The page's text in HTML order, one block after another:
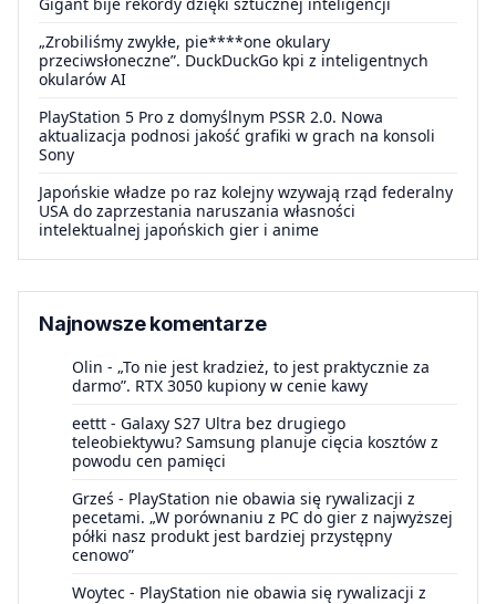
„Zrobiliśmy zwykłe, pie****one okulary
przeciwsłoneczne”. DuckDuckGo kpi z inteligentnych
okularów AI
PlayStation 5 Pro z domyślnym PSSR 2.0. Nowa
aktualizacja podnosi jakość grafiki w grach na konsoli
Sony
Japońskie władze po raz kolejny wzywają rząd federalny
USA do zaprzestania naruszania własności
intelektualnej japońskich gier i anime
Najnowsze komentarze
Olin - „To nie jest kradzież, to jest praktycznie za
darmo”. RTX 3050 kupiony w cenie kawy
eettt - Galaxy S27 Ultra bez drugiego
teleobiektywu? Samsung planuje cięcia kosztów z
powodu cen pamięci
Grześ - PlayStation nie obawia się rywalizacji z
pecetami. „W porównaniu z PC do gier z najwyższej
półki nasz produkt jest bardziej przystępny
cenowo”
Woytec - PlayStation nie obawia się rywalizacji z